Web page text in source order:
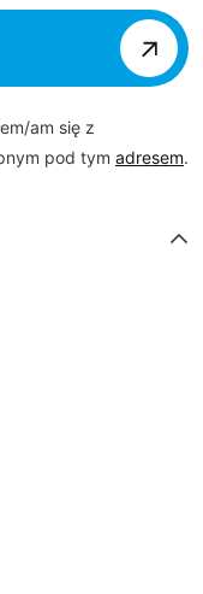
am się z
pod tym adresem.